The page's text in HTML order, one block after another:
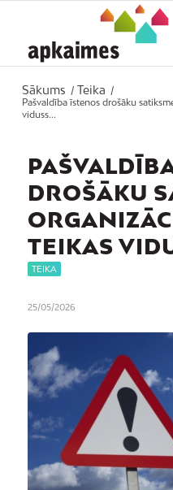
Sākums / Teika
/
Pašvaldība īstenos drošāku
viduss...
DROŠĀKU
TEIKAS
TEIKA
25/05/2026